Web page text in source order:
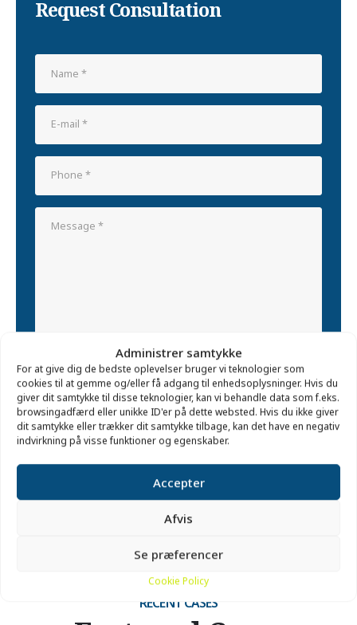
Administrer samtykke
For at give dig de bedste oplevelser bruger vi teknologier som
cookies til at gemme og/eller få adgang til enhedsoplysninger. Hvis du
giver dit samtykke til disse teknologier, kan vi behandle data som f.eks.
browsingadfærd eller unikke ID'er på dette websted. Hvis du ikke giver
dit samtykke eller trækker dit samtykke tilbage, kan det have en negativ
indvirkning på visse funktioner og egenskaber.
Accepter
Afvis
Se præferencer
Cookie Policy
Request Consultation
RECENT CASES